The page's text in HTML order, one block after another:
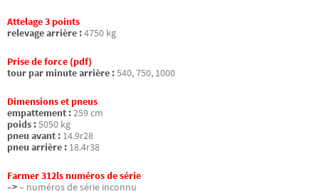
Attelage 3 points
relevage arrière :4750 kg
Prise de force (pdf)
tour par minute arrière :540, 750, 1000
Dimensions et pneus
empattement :259 cm
poids :5050 kg
pneu avant : 14.9r28
pneu arrière : 18.4r38
Farmer 312ls numéros de série
–>– numéros de série inconnu